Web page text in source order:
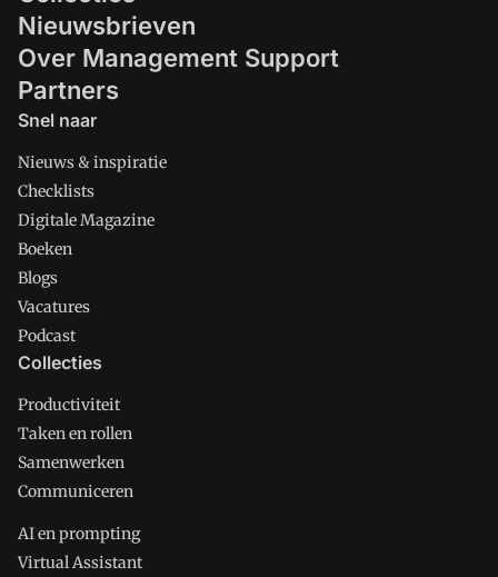
Nieuwsbrieven
Over Management Support
Partners
Snel naar
Nieuws & inspiratie
Checklists
Digitale Magazine
Boeken
Blogs
Vacatures
Podcast
Collecties
Productiviteit
Taken en rollen
Samenwerken
Communiceren
AI en prompting
Virtual Assistant